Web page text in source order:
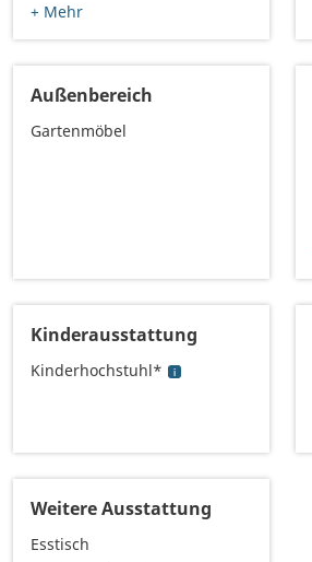
+ Mehr
Außenbereich
Gartenmöbel
Kinderausstattung
Kinderhochstuhl*
Weitere Ausstattung
Esstisch